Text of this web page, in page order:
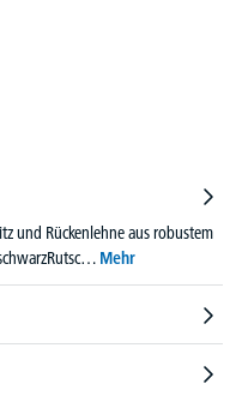
und Rückenlehne aus robustem
Mehr